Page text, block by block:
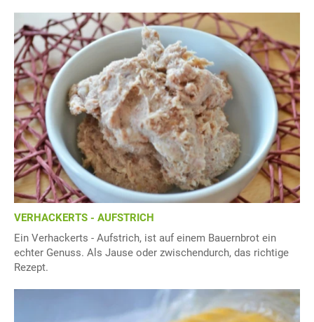
VERHACKERTS - AUFSTRICH
Ein Verhackerts - Aufstrich, ist auf einem Bauernbrot ein
echter Genuss. Als Jause oder zwischendurch, das richtige
Rezept.